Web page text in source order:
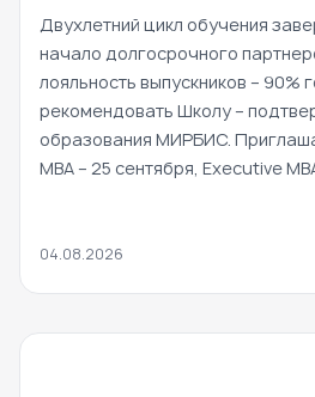
Двухлетний цикл обучения
начало долгосрочного
лояльность выпускников – 90%
рекомендовать Школу –
образования МИРБИС.
MBA – 25 сентября, Executive
04.08.2026